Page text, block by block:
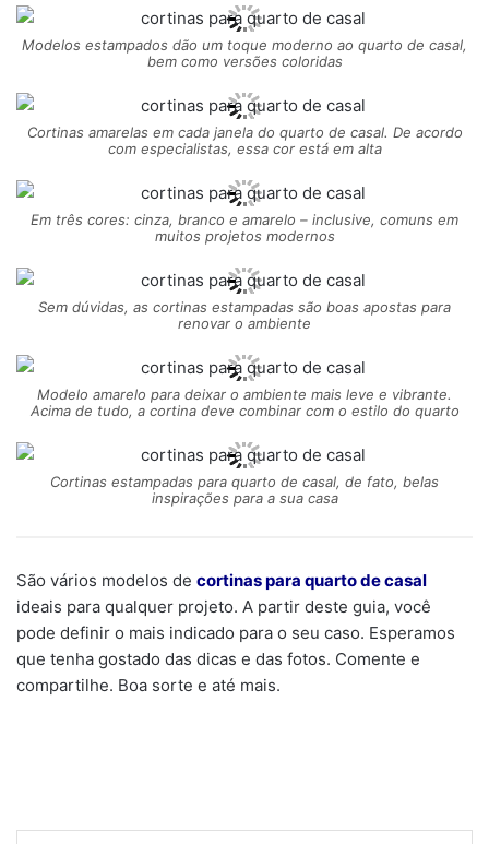
Modelos estampados dão um toque moderno ao quarto de casal,
bem como versões coloridas
Cortinas amarelas em cada janela do quarto de casal. De acordo
com especialistas, essa cor está em alta
Em três cores: cinza, branco e amarelo – inclusive, comuns em
muitos projetos modernos
Sem dúvidas, as cortinas estampadas são boas apostas para
renovar o ambiente
Modelo amarelo para deixar o ambiente mais leve e vibrante.
Acima de tudo, a cortina deve combinar com o estilo do quarto
Cortinas estampadas para quarto de casal, de fato, belas
inspirações para a sua casa
São vários modelos de cortinas para quarto de casal
ideais para qualquer projeto. A partir deste guia, você
pode definir o mais indicado para o seu caso. Esperamos
que tenha gostado das dicas e das fotos. Comente e
compartilhe. Boa sorte e até mais.